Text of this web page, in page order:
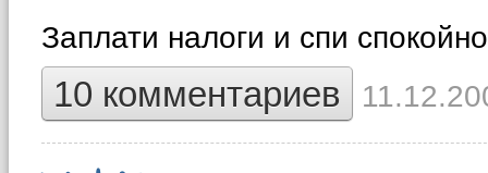
Заплати налоги и спи
10 комментариев